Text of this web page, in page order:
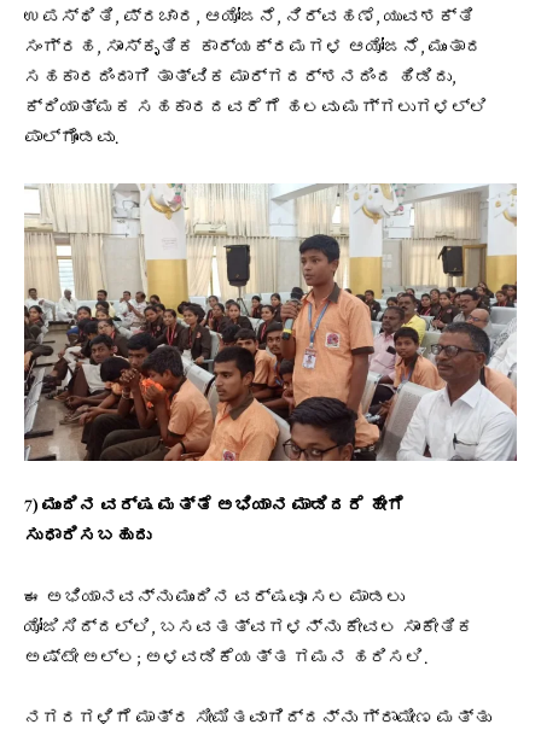
ಉಪಸ್ಥಿತಿ, ಪ್ರಚಾರ, ಆಯೋಜನೆ, ನಿರ್ವಹಣೆ, ಯುವಶಕ್ತಿ
ಸಂಗ್ರಹ, ಸಾಂಸ್ಕೃತಿಕ ಕಾರ್ಯಕ್ರಮಗಳ ಆಯೋಜನೆ, ಮುಂತಾದ
ಸಹಕಾರದಿಂದಾಗಿ ತಾತ್ವಿಕ ಮಾರ್ಗದರ್ಶನದಿಂದ ಹಿಡಿದು,
ಕ್ರಿಯಾತ್ಮಕ ಸಹಕಾರದವರೆಗೆ ಹಲವು ಮಗ್ಗಲುಗಳಲ್ಲಿ
ಪಾಲ್ಗೊಂಡವು.
7) ಮುಂದಿನ ವರ್ಷ ಮತ್ತೆ ಅಭಿಯಾನ ಮಾಡಿದರೆ ಹೇಗೆ
ಸುಧಾರಿಸಬಹುದು
ಈ ಅಭಿಯಾನವನ್ನು ಮುಂದಿನ ವರ್ಷವೂ ಸಲ ಮಾಡಲು
ಯೋಜಿಸಿದ್ದಲ್ಲಿ, ಬಸವತತ್ವಗಳನ್ನು ಕೇವಲ ಸಾಂಕೇತಿಕ
ಅಷ್ಟೇ ಅಲ್ಲ; ಅಳವಡಿಕೆಯತ್ತ ಗಮನ ಹರಿಸಲಿ.
ನಗರಗಳಿಗೆ ಮಾತ್ರ ಸೀಮಿತವಾಗಿದ್ದನ್ನು ಗ್ರಾಮೀಣ ಮತ್ತು